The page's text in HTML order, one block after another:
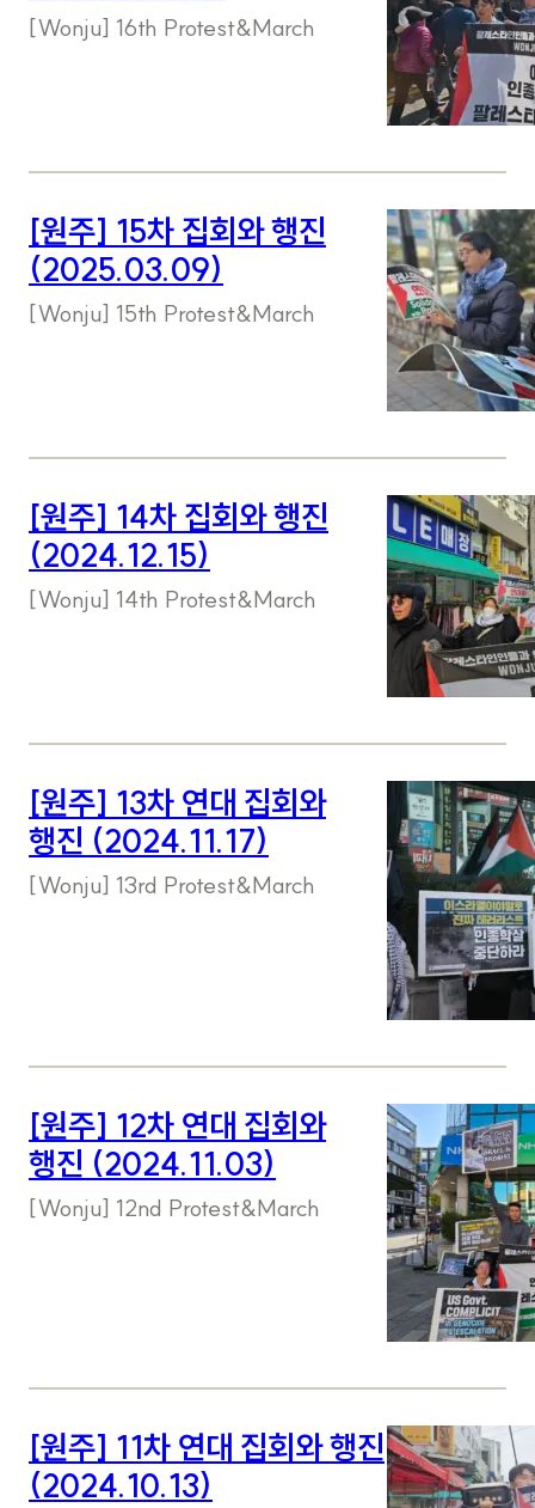
[Wonju] 16th Protest&March
[원주] 15차 집회와 행진
(2025.03.09)
[Wonju] 15th Protest&March
[원주] 14차 집회와 행진
(2024.12.15)
[Wonju] 14th Protest&March
[원주] 13차 연대 집회와
행진 (2024.11.17)
[Wonju] 13rd Protest&March
[원주] 12차 연대 집회와
행진 (2024.11.03)
[Wonju] 12nd Protest&March
[원주] 11차 연대 집회와 행진
(2024.10.13)